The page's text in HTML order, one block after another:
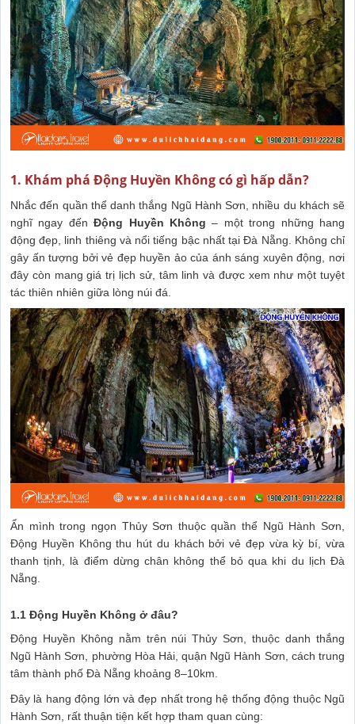
1. Khám phá Động Huyền Không có gì hấp dẫn?
Nhắc đến quần thể danh thắng Ngũ Hành Sơn, nhiều du khách sẽ
nghĩ ngay đếnĐộng Huyền Không – một trong những hang
động đẹp, linh thiêng và nổi tiếng bậc nhất tại Đà Nẵng. Không chỉ
gây ấn tượng bởi vẻ đẹp huyền ảo của ánh sáng xuyên động, nơi
đây còn mang giá trị lịch sử, tâm linh và được xem như một tuyệt
tác thiên nhiên giữa lòng núi đá.
Ẩn mình trong ngọn Thủy Sơn thuộc quần thể Ngũ Hành Sơn,
Động Huyền Không thu hút du khách bởi vẻ đẹp vừa kỳ bí, vừa
thanh tịnh, là điểm dừng chân không thể bỏ qua khi du lịch Đà
Nẵng.
1.1 Động Huyền Không ở đâu?
Động Huyền Không nằm trên núi Thủy Sơn, thuộc danh thắng
Ngũ Hành Sơn, phường Hòa Hải, quận Ngũ Hành Sơn, cách trung
tâm thành phố Đà Nẵng khoảng 8–10km.
Đây là hang động lớn và đẹp nhất trong hệ thống động thuộc Ngũ
Hành Sơn, rất thuận tiện kết hợp tham quan cùng: